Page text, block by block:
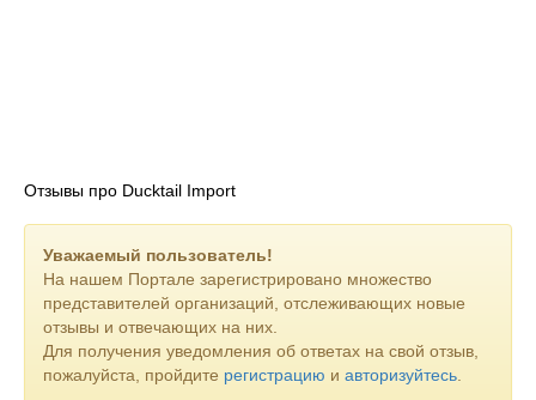
Отзывы про Ducktail Import
Уважаемый пользователь!
На нашем Портале зарегистрировано множество
представителей организаций, отслеживающих новые
отзывы и отвечающих на них.
Для получения уведомления об ответах на свой отзыв,
пожалуйста, пройдите регистрацию и авторизуйтесь